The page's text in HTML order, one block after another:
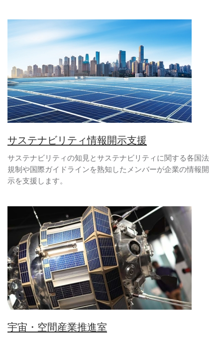
サステナビリティ情報開示支援
サステナビリティの知見とサステナビリティに関する各国法
規制や国際ガイドラインを熟知したメンバーが企業の情報開
示を支援します。
宇宙・空間産業推進室